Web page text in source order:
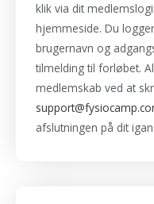
klik via dit
hjemmeside. Du
brugernavn og
tilmelding til forløbet.
medlemskab ved at
afslutningen på dit